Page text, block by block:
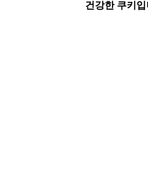
건강한 쿠키